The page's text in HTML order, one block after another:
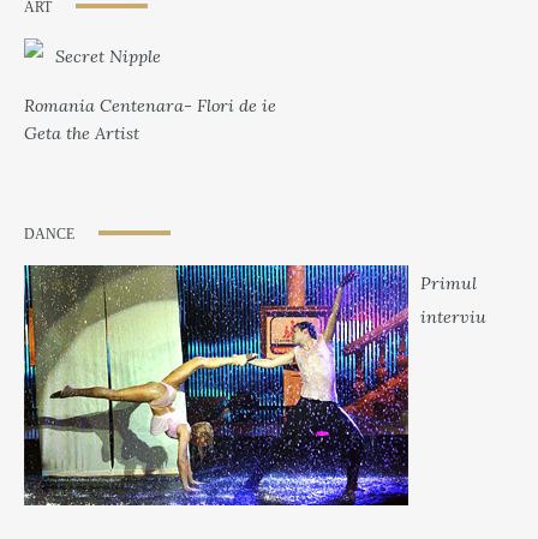
ART
Secret Nipple
Romania Centenara- Flori de ie
Geta the Artist
DANCE
Primul
interviu